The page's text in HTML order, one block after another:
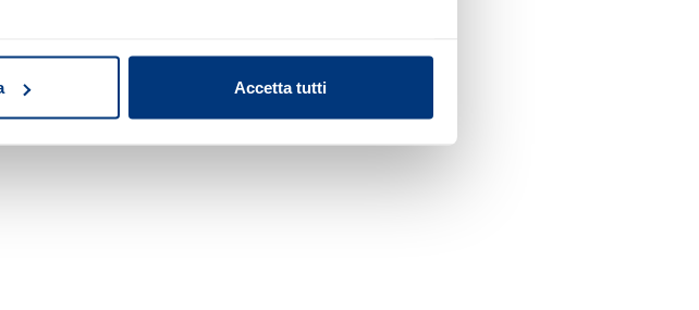
ricerca di caratteristiche specifiche (impronte
Accetta tutti